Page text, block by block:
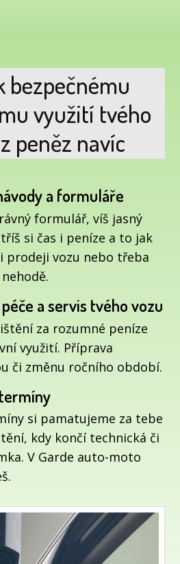
bezpečnému
využití tvého
peněz navíc
a formuláře
formulář, víš jasný
si čas i peníze a to jak
prodeji vozu nebo třeba
a servis tvého vozu
za rozumné peníze
využití. Příprava
či změnu ročního období.
si pamatujeme za tebe
kdy končí technická či
V Garde auto-moto